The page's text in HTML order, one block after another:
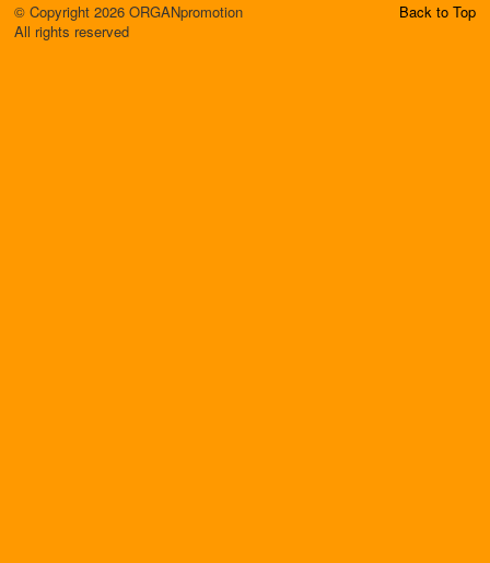
© Copyright 2026 ORGANpromotion
All rights reserved
Back to Top